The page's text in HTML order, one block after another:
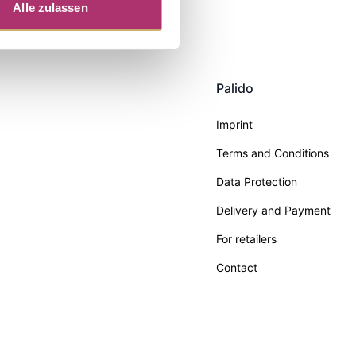
Alle zulassen
Palido
Imprint
Terms and Conditions
Data Protection
Delivery and Payment
For retailers
Contact